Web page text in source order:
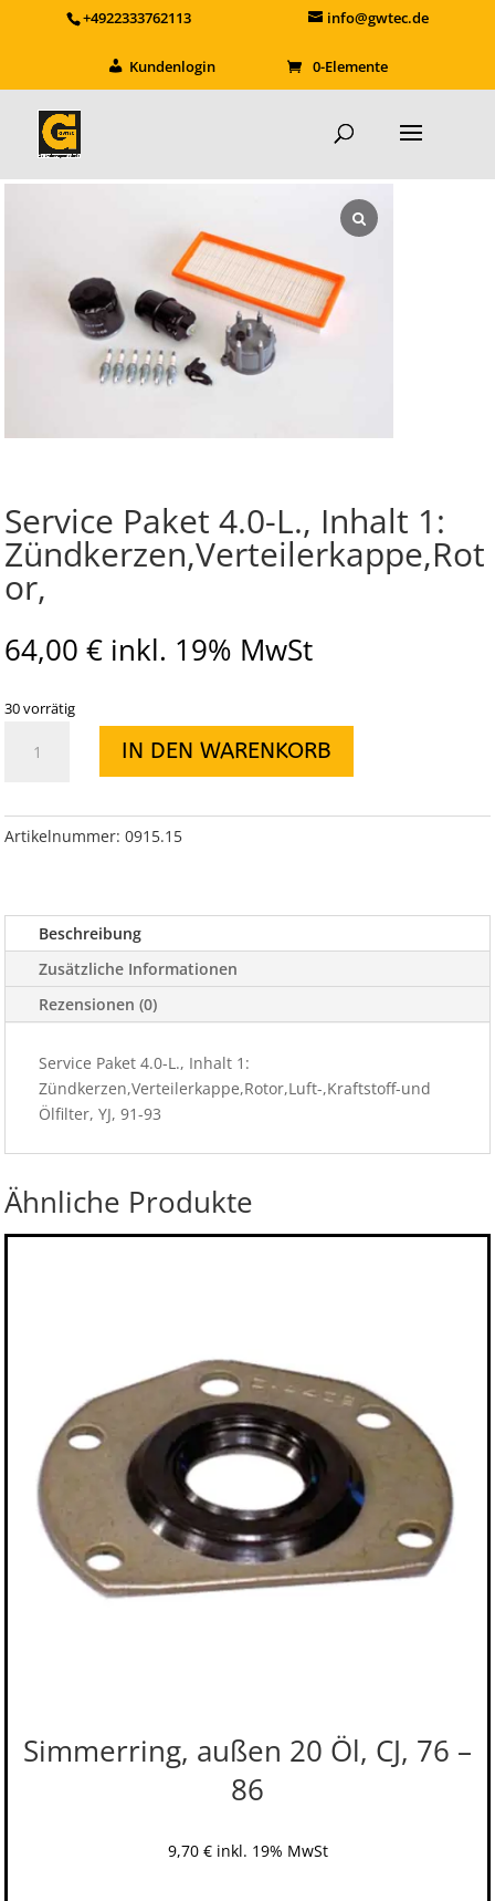
+4922333762113 info@gwtec.de
Kundenlogin 0-Elemente
Service Paket 4.0-L., Inhalt 1:
Zündkerzen,Verteilerkappe,Rot
or,
64,00 € inkl. 19% MwSt
30 vorrätig
Paket
Inhalt
Menge
IN DEN WARENKORB
Artikelnummer: 0915.15
Beschreibung
Zusätzliche Informationen
Rezensionen (0)
Service Paket 4.0-L., Inhalt 1:
Zündkerzen,Verteilerkappe,Rotor,Luft-,Kraftstoff-und
Ölfilter, YJ, 91-93
Ähnliche Produkte
Simmerring, außen 20 Öl, CJ, 76 –
86
9,70 € inkl. 19% MwSt